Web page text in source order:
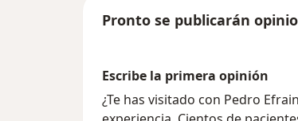
Pronto se publicarán
Escribe la primera opinión
¿Te has visitado con Pedro